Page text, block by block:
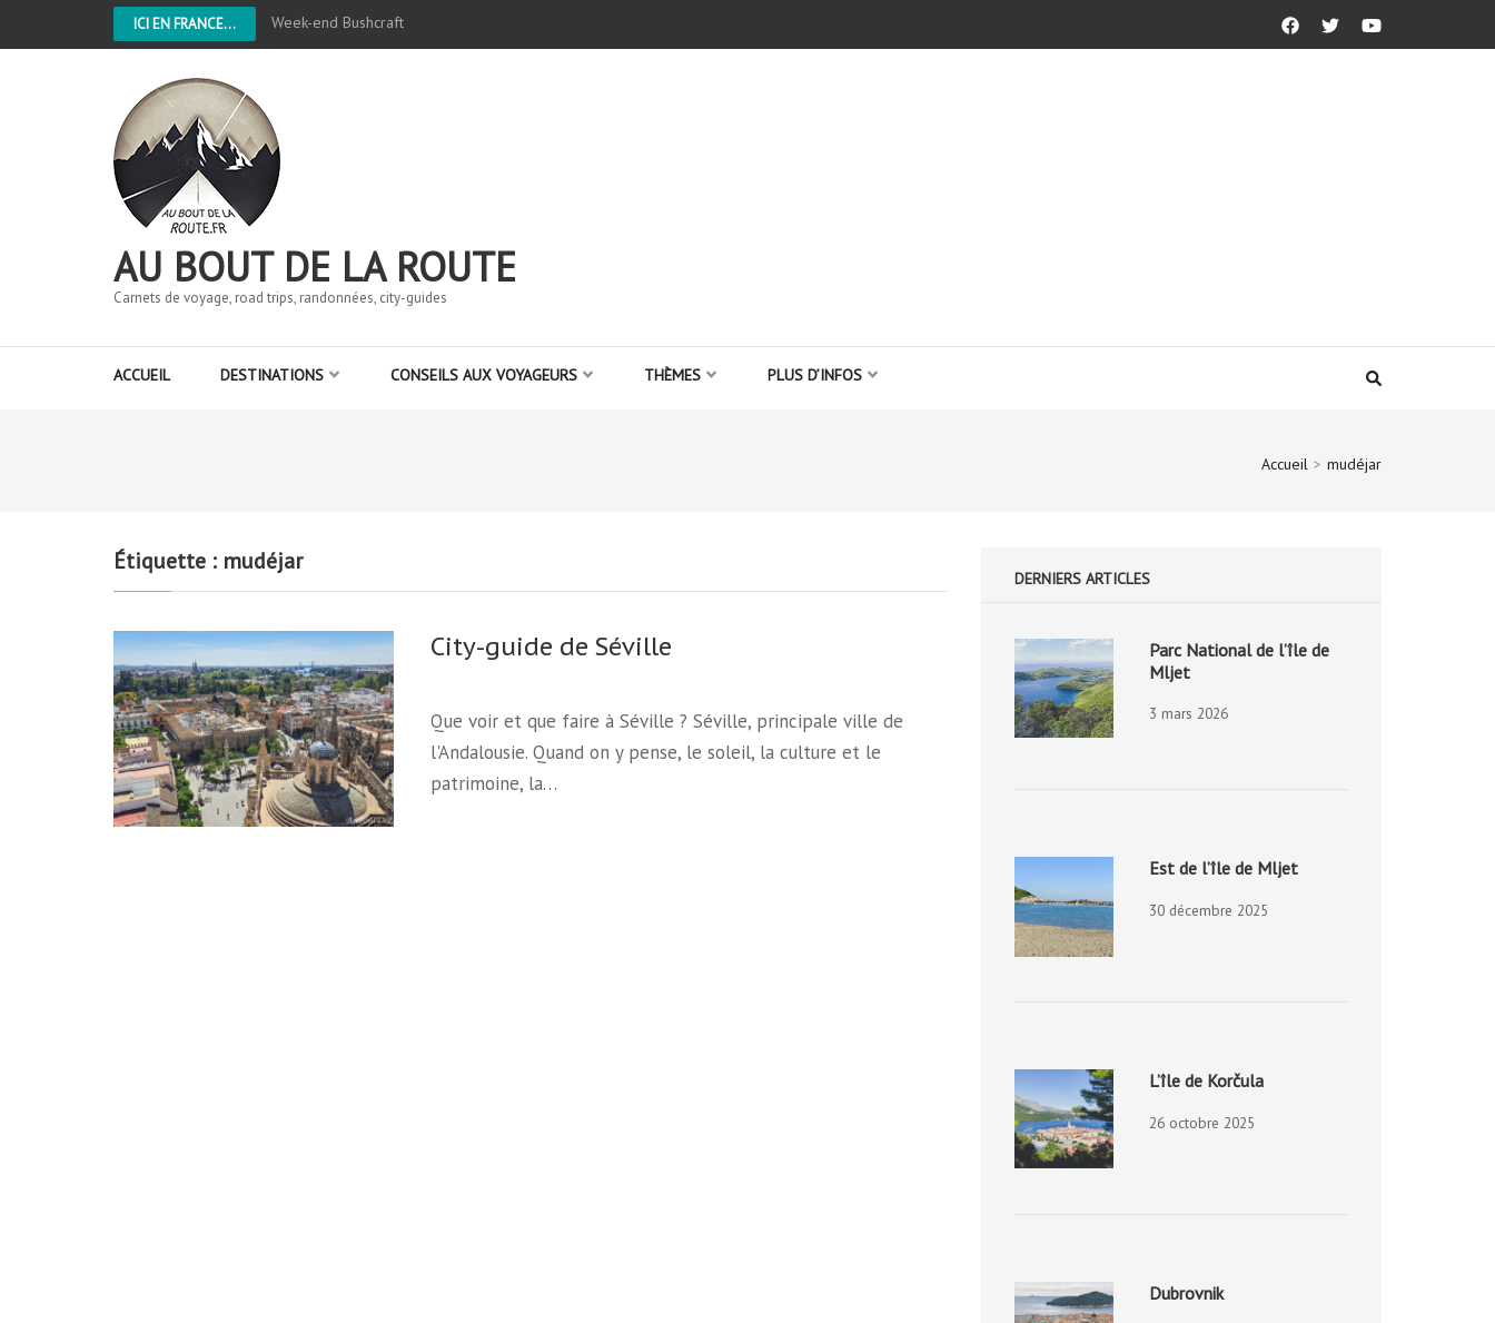
ICI EN FRANCE... Week-end Bushcraft
AU BOUT DE LA ROUTE
Carnets de voyage, road trips, randonnées, city-guides
ACCUEIL DESTINATIONS CONSEILS AUX VOYAGEURS THÈMES PLUS D’INFOS
Accueil > mudéjar
Étiquette : mudéjar
City-guide de Séville
Que voir et que faire à Séville ? Séville, principale ville de
l'Andalousie. Quand on y pense, le soleil, la culture et le
patrimoine, la…
DERNIERS ARTICLES
Parc National de l’île de
Mljet
3 mars 2026
Est de l’île de Mljet
30 décembre 2025
L’île de Korčula
26 octobre 2025
Dubrovnik